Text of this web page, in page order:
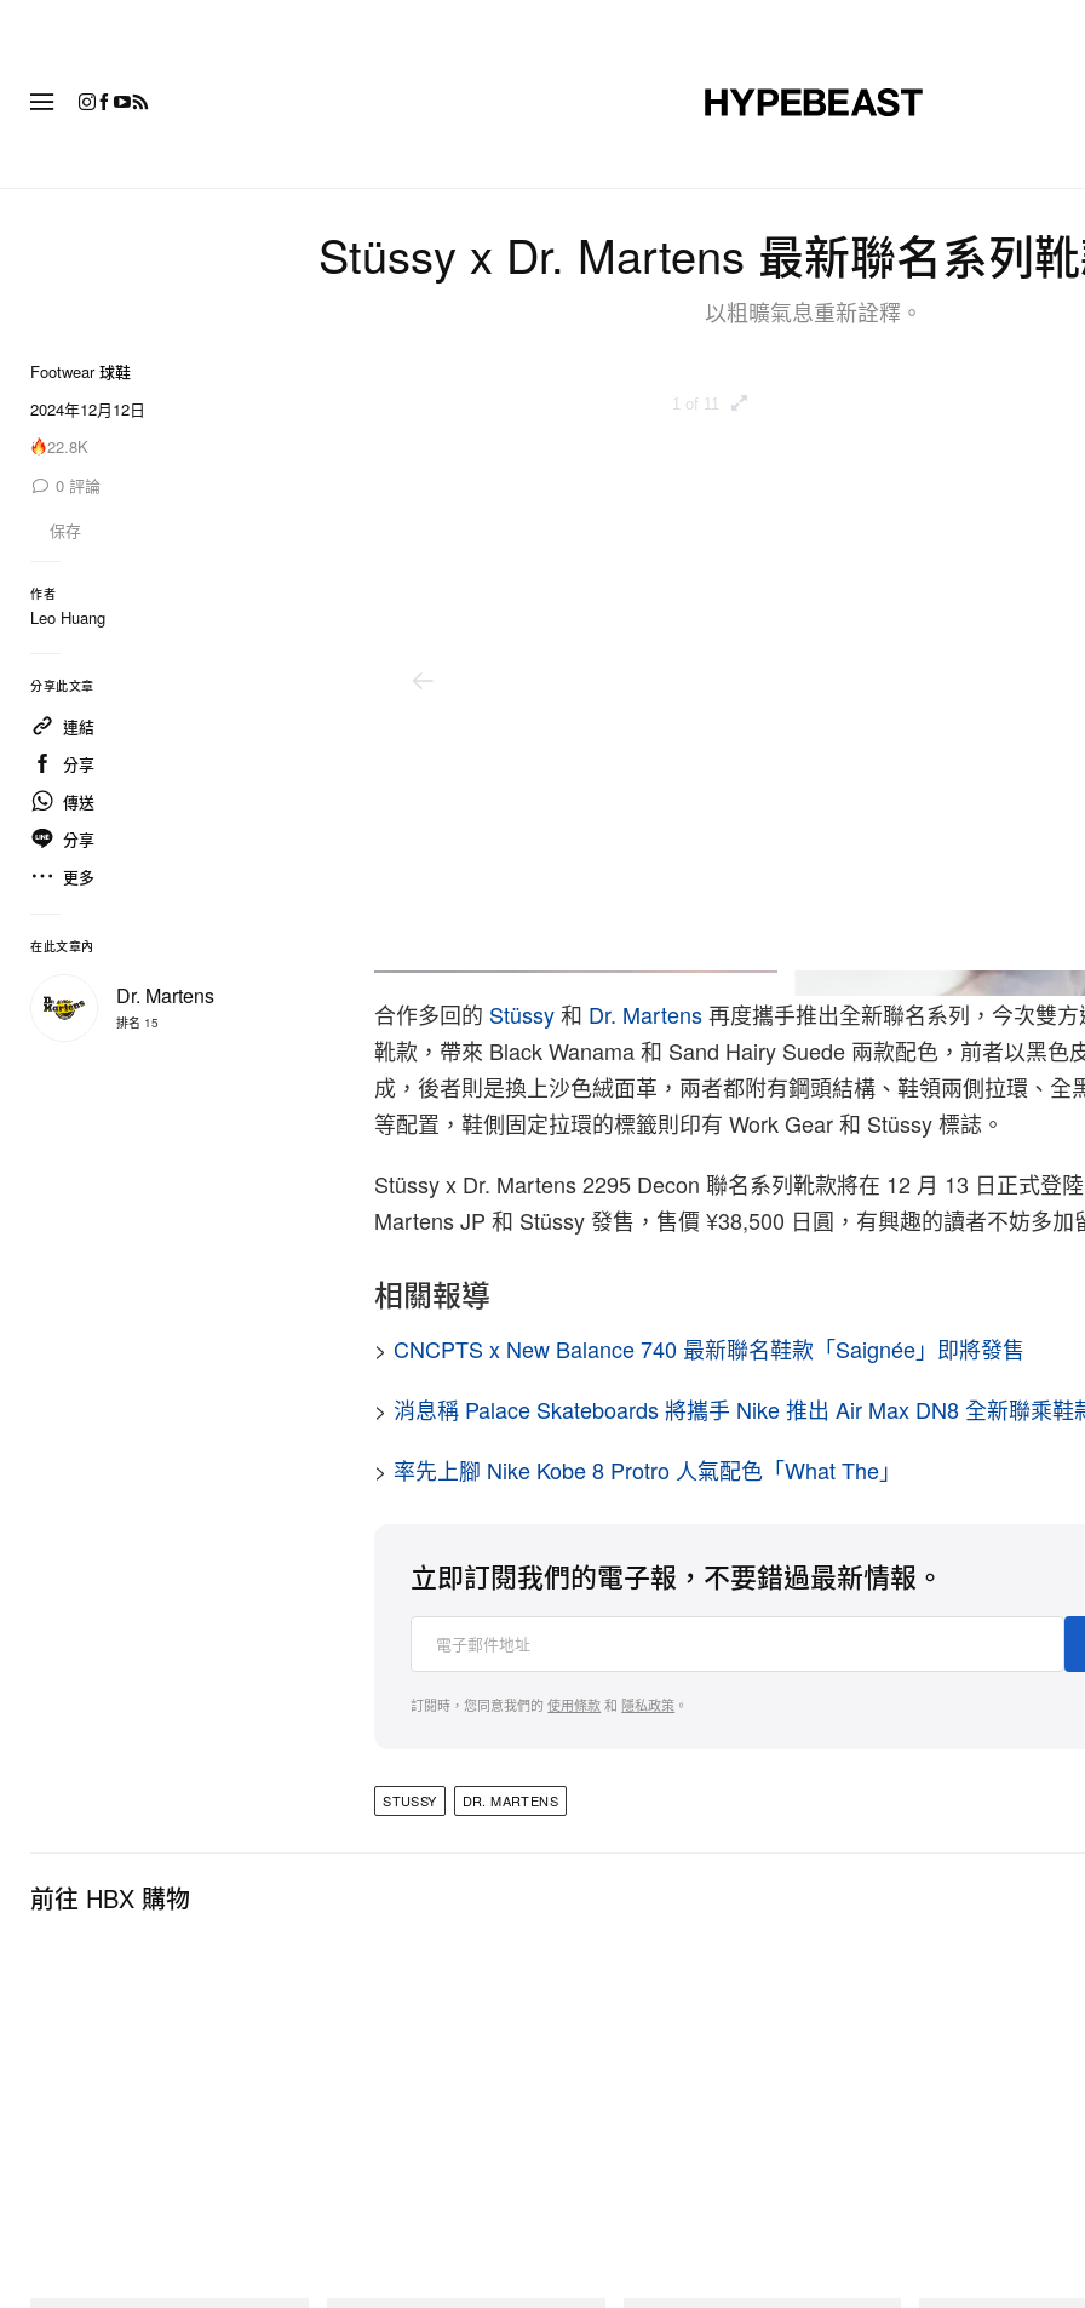
Stüssy x Dr. Martens 最新聯名系列
以粗曠氣息重新詮釋。
Footwear 球鞋
2024年12月12日
22.8K
0 評論
保存
作者
Leo Huang
分享此文章
連結
分享
傳送
分享
更多
在此文章內
Dr. Martens
排名 15
1 of 11
合作多回的 Stüssy和 Dr. Martens再度攜手推出全新聯名系列，今次雙
靴款，帶來 Black Wanama 和 Sand Hairy Suede 兩款配色，前者以黑色
成，後者則是換上沙色絨面革，兩者都附有鋼頭結構、鞋領兩側拉環、全
等配置，鞋側固定拉環的標籤則印有 Work Gear 和 Stüssy 標誌。
Stüssy x Dr. Martens 2295 Decon 聯名系列靴款將在 12 月 13 日正式登
Martens JP 和 Stüssy 發售，售價 ¥38,500 日圓，有興趣的讀者不妨多加
相關報導
>CNCPTS x New Balance 740 最新聯名鞋款「Saignée」即將發售
> 消息稱 Palace Skateboards 將攜手 Nike 推出 Air Max DN8 全新聯乘鞋
> 率先上腳 Nike Kobe 8 Protro 人氣配色「What The」
立即訂閱我們的電子報，不要錯過最新情報。
訂閱時，您同意我們的使用條款和 隱私政策 。
STUSSY DR. MARTENS
前往 HBX 購物